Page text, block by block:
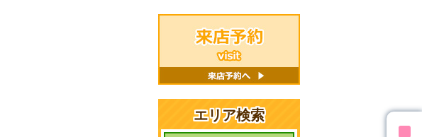
エリア検索